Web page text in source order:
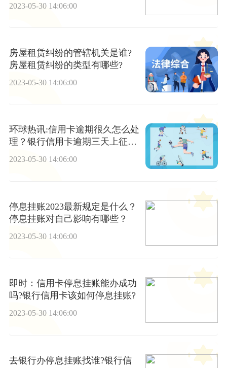
2023-05-30 14:06:00
房屋租赁纠纷的管辖机关是谁?
房屋租赁纠纷的类型有哪些?
2023-05-30 14:06:00
环球热讯:信用卡逾期很久怎么处
理？银行信用卡逾期三天上征信
吗？
2023-05-30 14:06:00
停息挂账2023最新规定是什么？
停息挂账对自己影响有哪些？
2023-05-30 14:06:00
即时：信用卡停息挂账能办成功
吗?银行信用卡该如何停息挂账?
2023-05-30 14:06:00
去银行办停息挂账找谁?银行信